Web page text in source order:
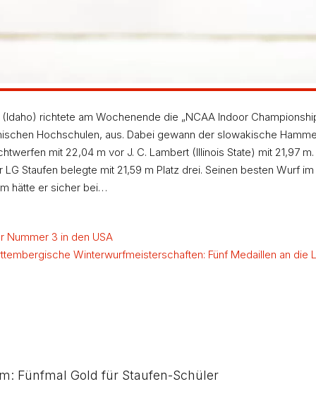
richtete am Wochenende die „NCAA Indoor
Hochschulen, aus. Dabei gewann der slowakische
mit 22,04 m vor J. C. Lambert (Illinois State) mit 21,97
Staufen belegte mit 21,59 m Platz drei. Seinen besten Wurf
hätte er sicher bei…
Nummer 3 in den USA
Winterwurfmeisterschaften: Fünf Medaillen an die
Fünfmal Gold für Staufen-Schüler